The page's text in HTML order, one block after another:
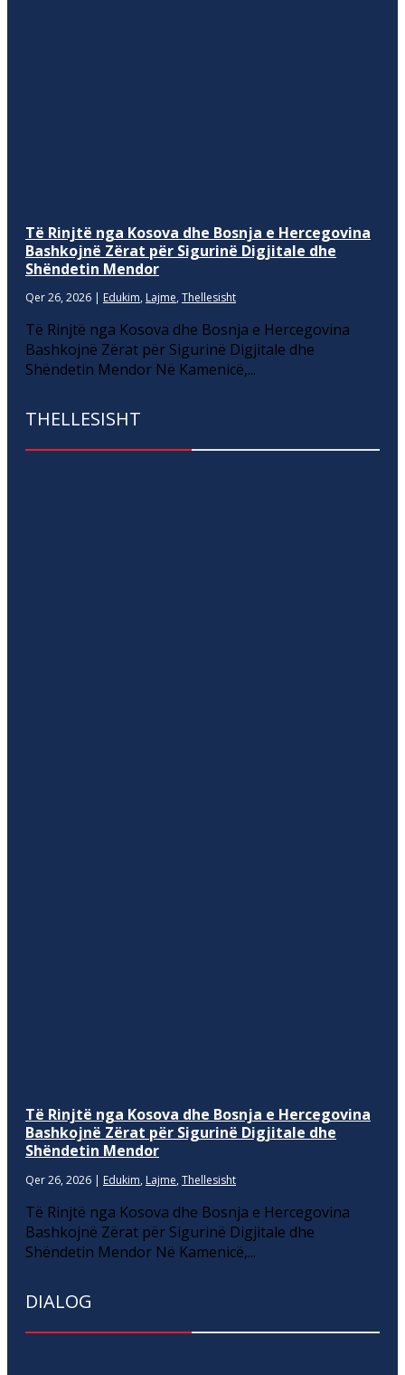
Të Rinjtë nga Kosova dhe Bosnja e Hercegovina
Bashkojnë Zërat për Sigurinë Digjitale dhe
Shëndetin Mendor
Qer 26, 2026 | Edukim, Lajme, Thellesisht
Të Rinjtë nga Kosova dhe Bosnja e Hercegovina
Bashkojnë Zërat për Sigurinë Digjitale dhe
Shëndetin Mendor Në Kamenicë,...
THELLESISHT
Të Rinjtë nga Kosova dhe Bosnja e Hercegovina
Bashkojnë Zërat për Sigurinë Digjitale dhe
Shëndetin Mendor
Qer 26, 2026 | Edukim, Lajme, Thellesisht
Të Rinjtë nga Kosova dhe Bosnja e Hercegovina
Bashkojnë Zërat për Sigurinë Digjitale dhe
Shëndetin Mendor Në Kamenicë,...
DIALOG